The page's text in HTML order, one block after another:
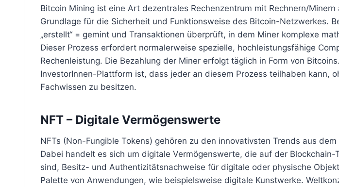
Bitcoin Mining ist eine Art dezentrales Rechenzentrum mit Rechnern/
Grundlage für die Sicherheit und Funktionsweise des Bitcoin-Netzwerkes.
„erstellt“ = gemint und Transaktionen überprüft, in dem Miner komplexe
Dieser Prozess erfordert normalerweise spezielle, hochleistungsfähige
Rechenleistung. Die Bezahlung der Miner erfolgt täglich in Form von
InvestorInnen-Plattform ist, dass jeder an diesem Prozess teilhaben kann,
Fachwissen zu besitzen.
NFT – Digitale Vermögenswerte
NFTs (Non-Fungible Tokens) gehören zu den innovativsten Trends aus
Dabei handelt es sich um digitale Vermögenswerte, die auf der
sind, Besitz- und Authentizitätsnachweise für digitale oder physische
Palette von Anwendungen, wie beispielsweise digitale Kunstwerke.